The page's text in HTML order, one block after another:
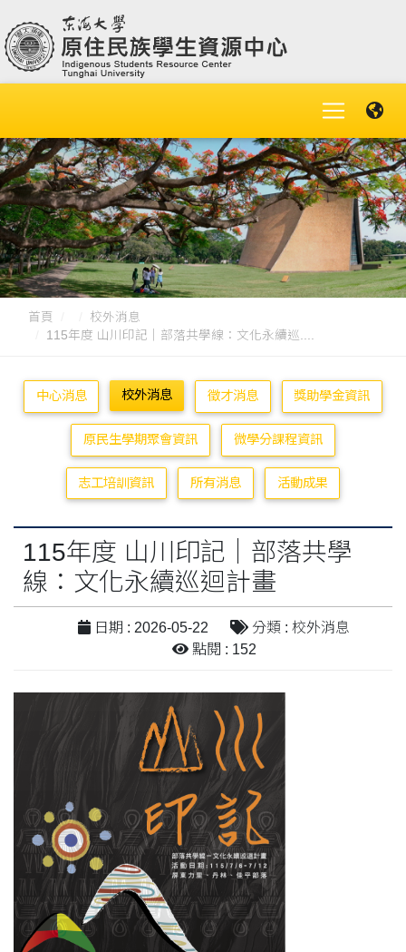
首頁
校外消息
115年度 山川印記｜部落共學線：文化永續巡....
中心消息 校外消息 徵才消息 獎助學金資訊
原民生學期聚會資訊 微學分課程資訊
志工培訓資訊 所有消息 活動成果
115年度 山川印記｜部落共學
線：文化永續巡迴計畫
日期 : 2026-05-22
分類 : 校外消息
點閱 : 152